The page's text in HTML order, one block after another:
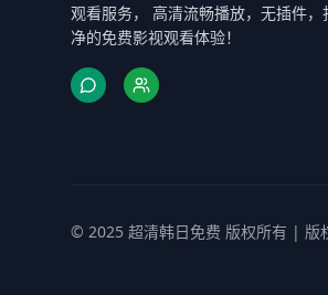
观看服务， 高清流畅播放，无插件，
净的免费影视观看体验！
© 2025 超清韩日免费 版权所有 | 版